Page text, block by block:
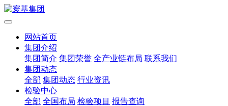
网站首页
集团介绍
集团简介 集团荣誉 全产业链布局 联系我们
集团动态
全部 集团动态 行业资讯
检验中心
全部 全国布局 检验项目 报告查询